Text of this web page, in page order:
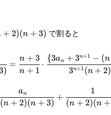
+ 2)(n + 3) で割ると
)
=
n + 1
n + 3
⋅
3n+1 (n + 2)
{3an + 3n+1 − (n
(n + 2)(n + 3)
an +
(n + 2)(n +
1